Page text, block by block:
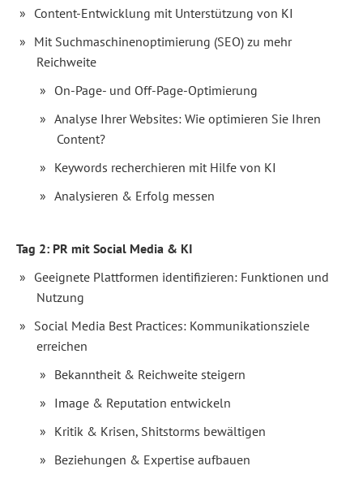
–
Content
entwickeln
&
verbreiten"
Journalist:innen,
Blogger:innen,
Politiker:innen
sonstige
recherchieren
zunehmend
und
in
sozialen
Medien
nach
und
Daher
PR-
Presse-
den
gestützten
Einsatz
Content-Entwicklung mit Unterstützung von KI
Mit Suchmaschinenoptimierung (SEO) zu mehr
Reichweite
On-Page- und Off-Page-Optimierung
Analyse Ihrer Websites: Wie optimieren Sie Ihren
Content?
Keywords recherchieren mit Hilfe von KI
Analysieren & Erfolg messen
Tag 2: PR mit Social Media & KI
Geeignete Plattformen identifizieren: Funktionen und
Nutzung
Social Media Best Practices: Kommunikationsziele
erreichen
Bekanntheit & Reichweite steigern
Image & Reputation entwickeln
Kritik & Krisen, Shitstorms bewältigen
Beziehungen & Expertise aufbauen